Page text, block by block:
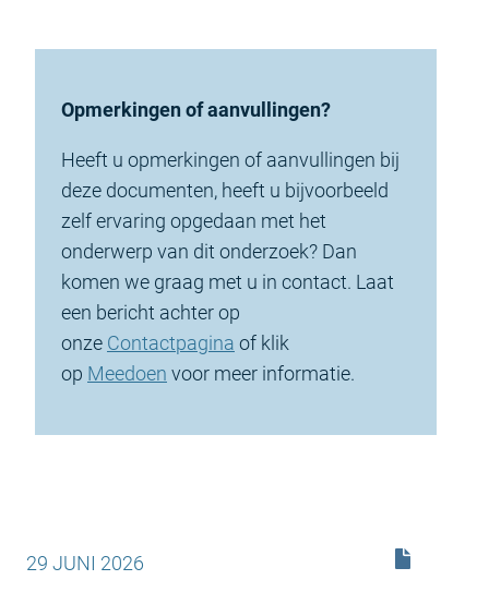
Opmerkingen of aanvullingen?
Heeft u opmerkingen of aanvullingen bij
deze documenten, heeft u bijvoorbeeld
zelf ervaring opgedaan met het
onderwerp van dit onderzoek? Dan
komen we graag met u in contact. Laat
een bericht achter op
onze Contactpagina of klik
op Meedoen voor meer informatie.
29 JUNI 2026